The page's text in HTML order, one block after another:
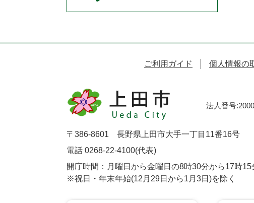
ご利用ガイド 個人情報の
法人番号
〒386-8601 長野県上田市大手一丁目11番16号
電話 0268-22-4100(代表)
開庁時間：月曜日から金曜日の8時30分から17時15
※祝日・年末年始(12月29日から1月3日)を除く